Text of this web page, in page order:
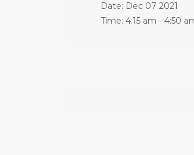
Date: Dec 07 2021
Time: 4:15 am - 4:50